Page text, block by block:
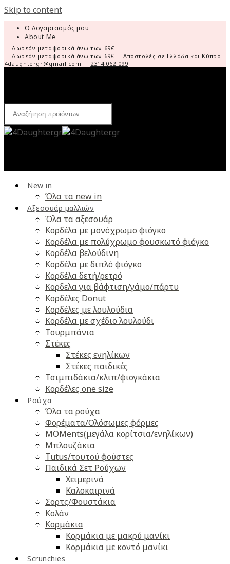
Skip to content
Ο Λογαριασμός μου
About Me
Δωρεάν μεταφορικά άνω των 69€
Δωρεάν μεταφορικά άνω των 69€
Αποστολές σε Ελλάδα και Κύπρο
4daughtergr@gmail.com
2314 062 099
New in
Όλα τα new in
Αξεσουάρ μαλλιών
Όλα τα αξεσουάρ
Κορδέλα με μονόχρωμο φιόγκο
Κορδέλα με πολύχρωμο φουσκωτό φιόγκο
Κορδέλα βελούδινη
Κορδέλα με διπλό φιόγκο
Κορδέλα δετή/ρετρό
Κορδελα για βάφτιση/γάμο/πάρτυ
Κορδέλες Donut
Κορδέλες με λουλούδια
Κορδέλα με σχέδιο λουλούδι
Τουρμπάνια
Στέκες
Στέκες ενηλίκων
Στέκες παιδικές
Τσιμπιδάκια/κλιπ/φιογκάκια
Κορδέλες one size
Ρούχα
Όλα τα ρούχα
Φορέματα/Ολόσωμες φόρμες
MOMents(μεγάλα κορίτσια/ενηλίκων)
Μπλουζάκια
Tutus/τουτού φούστες
Παιδικά Σετ Ρούχων
Χειμερινά
Καλοκαιρινά
Σορτς/Φουστάκια
Κολάν
Κορμάκια
Κορμάκια με μακρύ μανίκι
Κορμάκια με κοντό μανίκι
Scrunchies